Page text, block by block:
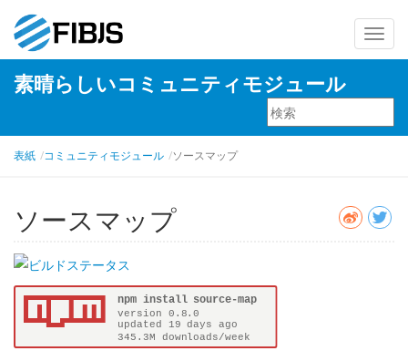
ナ
ビ
シ
切
素晴らしいコミュニティモジュール
表紙 コミュニティモジュール ソースマップ
ソースマップ